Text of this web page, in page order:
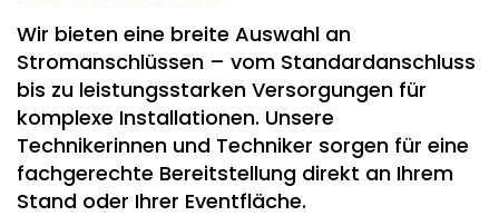
Wir bieten eine breite Auswahl an
Stromanschlüssen – vom Standardanschluss
bis zu leistungsstarken Versorgungen für
komplexe Installationen. Unsere
Technikerinnen und Techniker sorgen für eine
fachgerechte Bereitstellung direkt an Ihrem
Stand oder Ihrer Eventfläche.